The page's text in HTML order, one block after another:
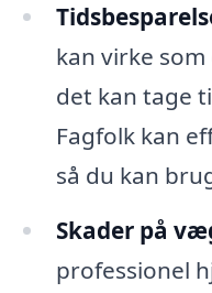
kan virke
det kan tage
Fagfolk kan
så du kan
Skader på
professionel